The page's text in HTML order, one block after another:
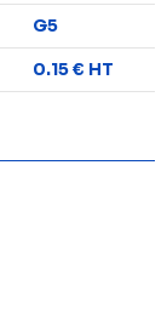
G5
0.15 € HT